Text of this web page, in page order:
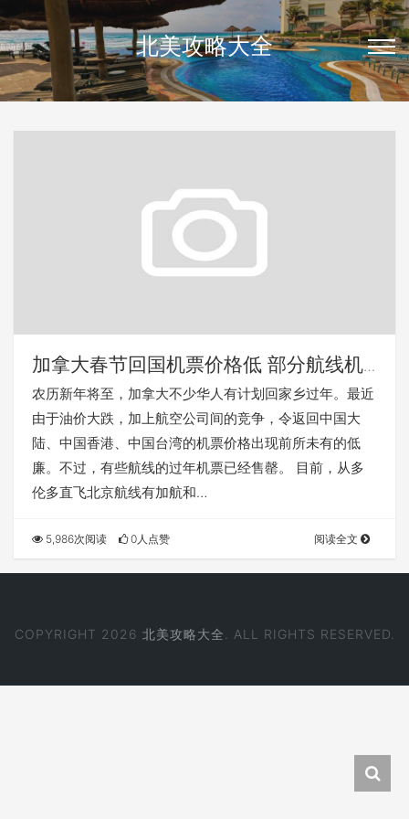
北美攻略大全
加拿大春节回国机票价格低 部分航线机
票已售完
农历新年将至，加拿大不少华人有计划回家乡过年。最近
由于油价大跌，加上航空公司间的竞争，令返回中国大
陆、中国香港、中国台湾的机票价格出现前所未有的低
廉。不过，有些航线的过年机票已经售罄。 目前，从多
伦多直飞北京航线有加航和…
5,986次阅读 0人点赞 阅读全文
COPYRIGHT 2026 北美攻略大全 . ALL RIGHTS RESERVED.